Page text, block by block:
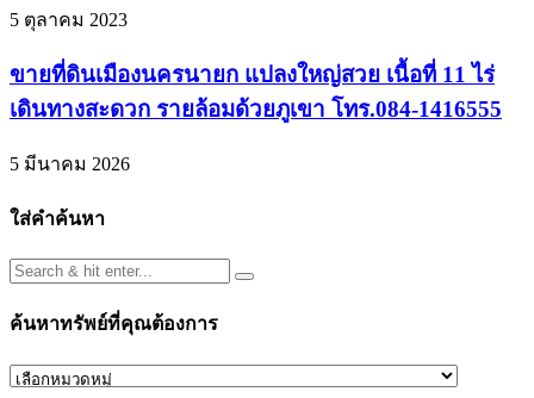
5 ตุลาคม 2023
ขายที่ดินเมืองนครนายก แปลงใหญ่สวย เนื้อที่ 11 ไร่
เดินทางสะดวก รายล้อมด้วยภูเขา โทร.084-1416555
5 มีนาคม 2026
ใส่คำค้นหา
ค้นหาทรัพย์ที่คุณต้องการ
ค้นหา